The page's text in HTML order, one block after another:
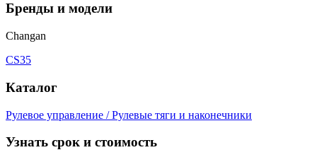
Бренды и модели
Changan
CS35
Каталог
Рулевое управление / Рулевые тяги и наконечники
Узнать срок и стоимость